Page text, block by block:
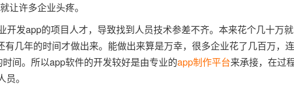
让许多企业头疼。
发app的项目人才，导致找到人员技术参差不齐。本来花个几十万
几年的时间才做出来。能做出来算是万幸，很多企业花了几百万，
间。所以app软件的开发较好是由专业的app制作平台来承接，在过
员。